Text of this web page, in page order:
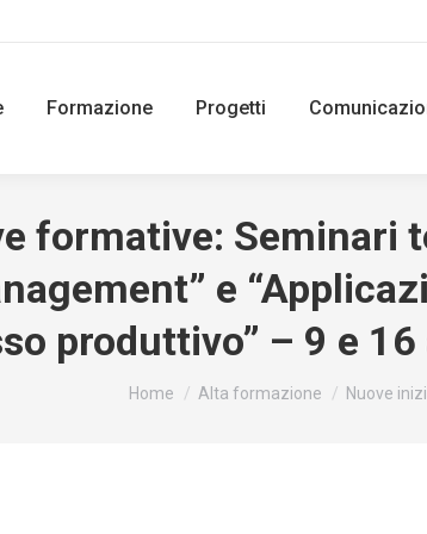
Formazione Progetti
formative: Seminari
e
produttivo” – 9 e
You are here:
Home Alta formazione Nuove